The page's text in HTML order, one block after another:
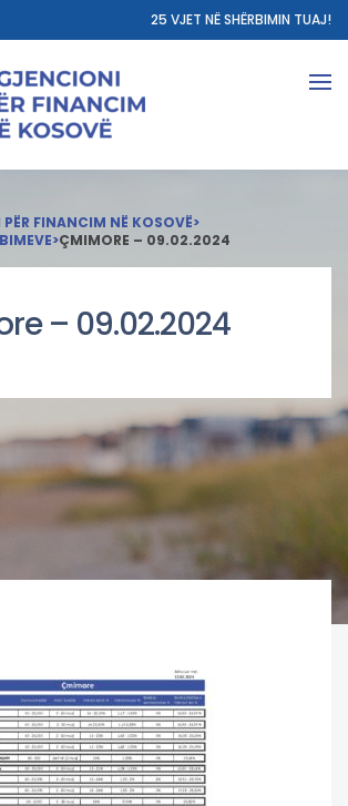
25 VJET NË SHËRBIMIN TUAJ!
FINANCIM NË KOSOVË>
>ÇMIMORE – 09.02.2024
– 09.02.2024